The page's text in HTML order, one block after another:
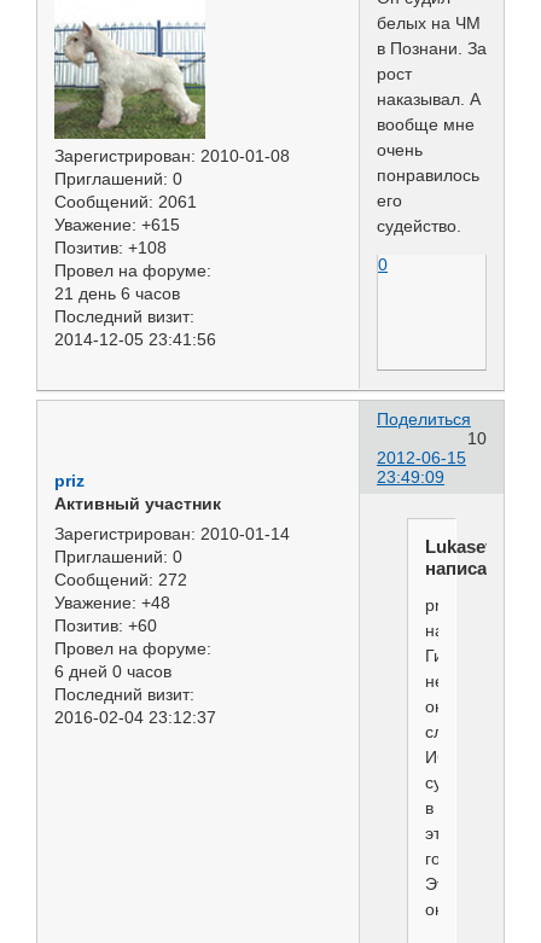
Зарегистрирован: 2010-01-08
Приглашений: 0
Сообщений: 2061
Уважение: +615
Позитив: +108
Провел на форуме:
21 день 6 часов
Последний визит:
2014-12-05 23:41:56
белых на ЧМ
в Познани. За
рост
наказывал. А
вообще мне
очень
понравилось
его
судейство.
0
Поделиться
10
2012-06-15
23:49:09
priz
Активный участник
Зарегистрирован: 2010-01-14
Приглашений: 0
Сообщений: 272
Уважение: +48
Позитив: +60
Провел на форуме:
6 дней 0 часов
Последний визит:
2016-02-04 23:12:37
Lukasevich
написал(а):
priz
написал(а):
Гимли
не
она
случайно
ИСПУ
судит
в
этом
году?
Это
он